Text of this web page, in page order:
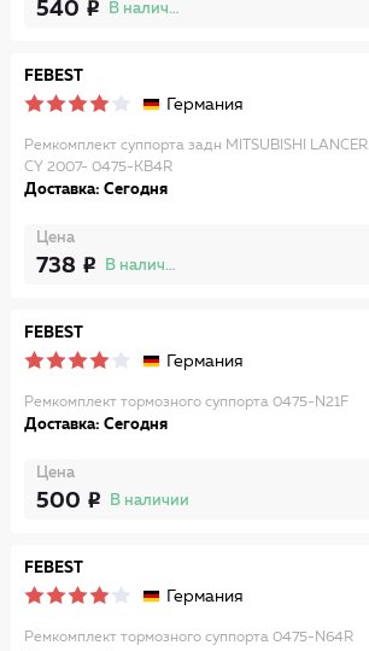
540 В наличии
FEBEST
Германия
Ремкомплект суппорта задн MITSUBISHI LANCER
CY 2007- 0475-KB4R
Доставка: Сегодня
Цена
738 В наличии
FEBEST
Германия
Ремкомплект тормозного суппорта 0475-N21F
Доставка: Сегодня
Цена
500 В наличии
FEBEST
Германия
Ремкомплект тормозного суппорта 0475-N64R